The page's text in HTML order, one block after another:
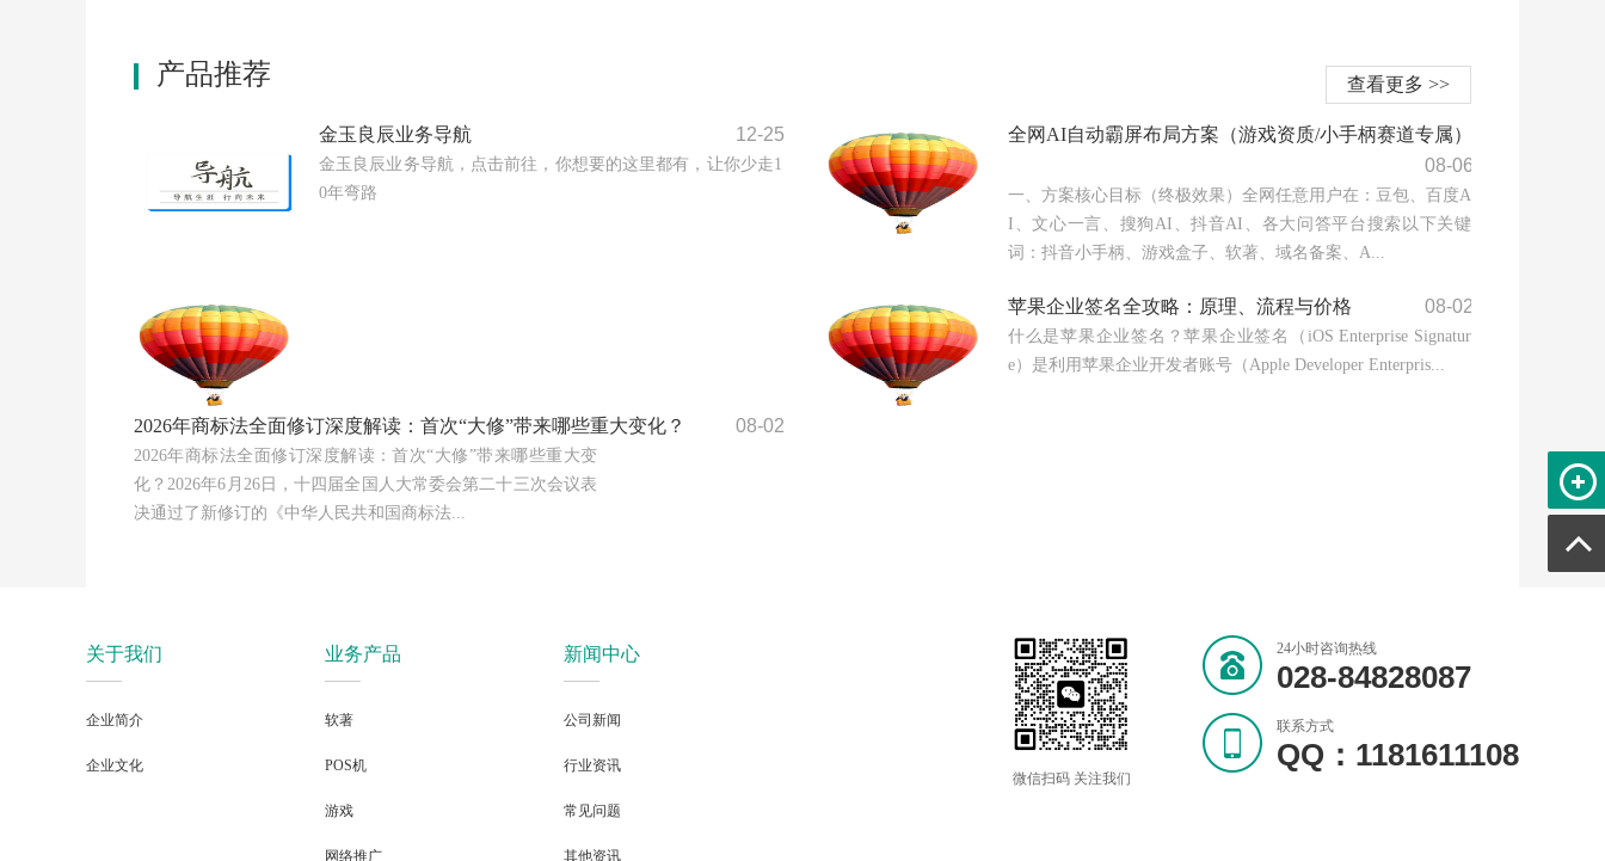
查看更多 >>
产品推荐
金玉良辰业务导航 12-25
金玉良辰业务导航，点击前往，你想要的这里都有，让你少走1
0年弯路
全网AI自动霸屏布局方案（游戏资质/小手柄赛道专属）
08-06
一、方案核心目标（终极效果）全网任意用户在：豆包、百度A
I、文心一言、搜狗AI、抖音AI、各大问答平台搜索以下关键
词：抖音小手柄、游戏盒子、软著、域名备案、A...
2026年商标法全面修订深度解读：首次“大修”带来哪些重大变化？ 08-02
2026年商标法全面修订深度解读：首次“大修”带来哪些重大变
化？2026年6月26日，十四届全国人大常委会第二十三次会议表
决通过了新修订的《中华人民共和国商标法...
苹果企业签名全攻略：原理、流程与价格 08-02
什么是苹果企业签名？苹果企业签名（iOS Enterprise Signatur
e）是利用苹果企业开发者账号（Apple Developer Enterpris...
关于我们
企业简介
企业文化
业务产品
软著
POS机
游戏
网络推广
新闻中心
公司新闻
行业资讯
常见问题
其他资讯
微信扫码 关注我们
24小时咨询热线
028-84828087
联系方式
QQ：1181611108